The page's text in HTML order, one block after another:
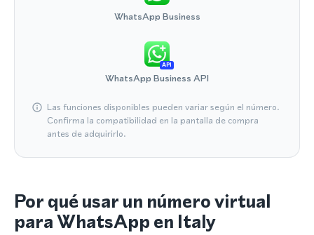
WhatsApp Business
API
WhatsApp Business API
Las funciones disponibles pueden variar según el número.
Confirma la compatibilidad en la pantalla de compra
antes de adquirirlo.
Por qué usar un número virtual
para WhatsApp en Italy